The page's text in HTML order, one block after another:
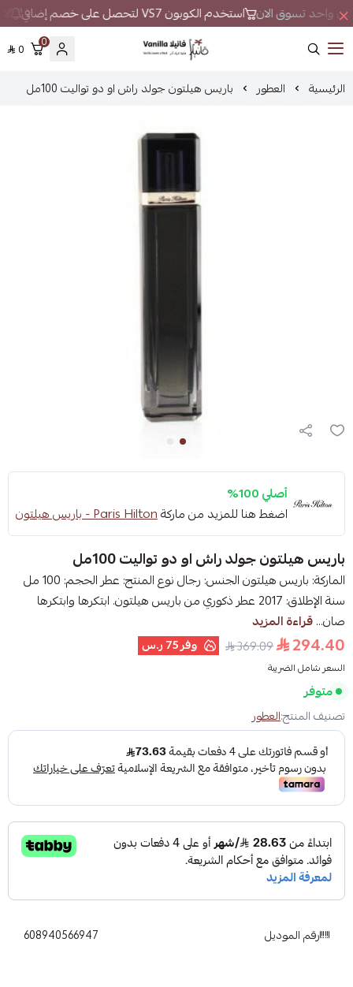
واحد تسوق الان استخدم الكوبون VS7 لتحصل على خصم إضافي
فانيلا
0
0
الرئيسية العطور باريس هيلتون جولد راش او دو تواليت 100مل
أصلي 100%
اضغط هنا للمزيد من ماركةParis Hilton - باريس هيلتون
باريس هيلتون جولد راش او دو تواليت 100مل
الماركة: باريس هيلتون الجنس: رجال نوع المنتج: عطر الحجم: 100 مل
سنة الإطلاق: 2017 عطر ذكوري من باريس هيلتون. ابتكرها وابتكرها
صان...قراءة المزيد
294.40
369.09 وفر75 ر.س
السعر شامل الضريبة
متوفر
تصنيف المنتج:العطور
رقم الموديل 608940566947